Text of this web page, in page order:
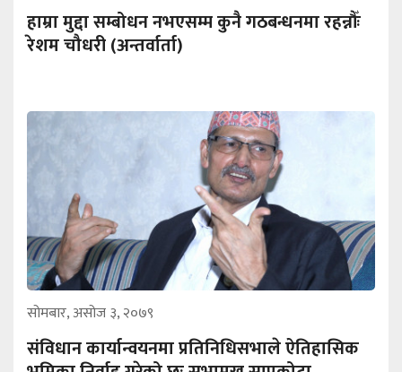
हाम्रा मुद्दा सम्बोधन नभएसम्म कुनै गठबन्धनमा रहन्नौँः
रेशम चौधरी (अन्तर्वार्ता)
सोमबार, असोज ३, २०७९
संविधान कार्यान्वयनमा प्रतिनिधिसभाले ऐतिहासिक